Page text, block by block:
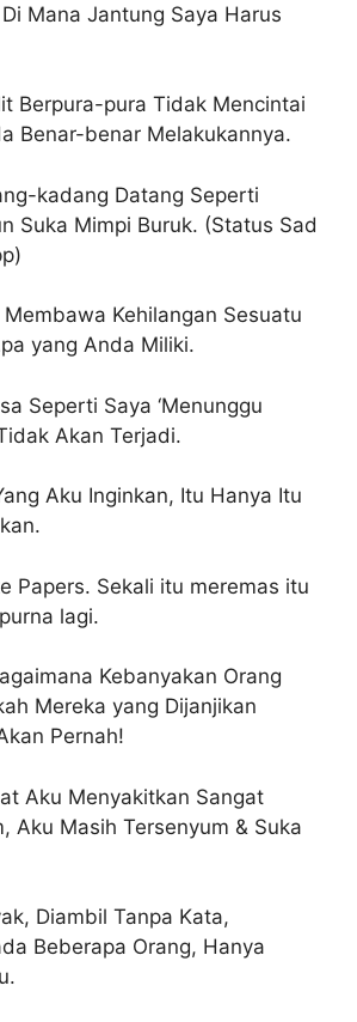
Mana Jantung Saya Harus
Berpura-pura Tidak Mencintai
Benar-benar Melakukannya.
kadang Datang Seperti
Suka Mimpi Buruk. (Status Sad
Kehilangan Sesuatu
yang Anda Miliki.
Seperti Saya ‘Menunggu
Akan Terjadi.
Aku Inginkan, Itu Hanya Itu
Papers. Sekali itu meremas itu
lagi.
Kebanyakan Orang
Mereka yang Dijanjikan
Pernah!
Aku Menyakitkan Sangat
Aku Masih Tersenyum & Suka
Diambil Tanpa Kata,
Beberapa Orang, Hanya